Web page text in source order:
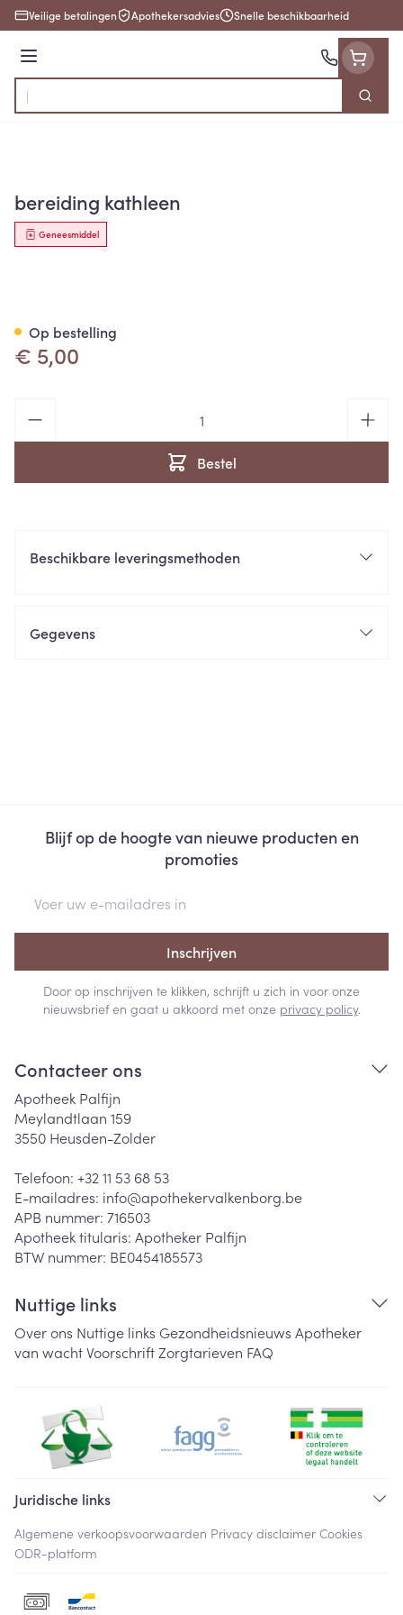
Ga naar de inhoud
Veilige betalingen Apothekersadvies Snelle beschikbaarheid
Menu
Product, merk, categorie...
Zoek
bereiding kathleen
Geneesmiddel
€ 5,00
Bestel
Op bestelling
Beschikbare leveringsmethoden
Gegevens
Blijf op de hoogte van nieuwe producten en
promoties
Inschrijven
Door op inschrijven te klikken, schrijft u zich in voor onze
nieuwsbrief en gaat u akkoord met onze privacy policy.
Contacteer ons
Apotheek Palfijn
Meylandtlaan 159
3550 Heusden-Zolder
Telefoon: +32 11 53 68 53
E-mailadres: info@apothekervalkenborg.be
APB nummer: 716503
Apotheek titularis: Apotheker Palfijn
BTW nummer: BE0454185573
Nuttige links
Over ons Nuttige links Gezondheidsnieuws Apotheker
van wachtVoorschriftZorgtarieven FAQ
Juridische links
Algemene verkoopsvoorwaarden Privacy disclaimer Cookies
ODR-platform